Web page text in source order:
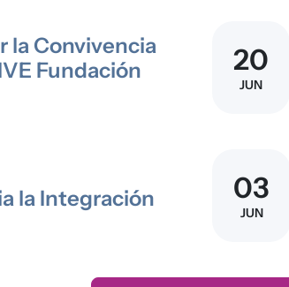
la Convivencia
Fundación
20
JUN
la Integración 03
JUN